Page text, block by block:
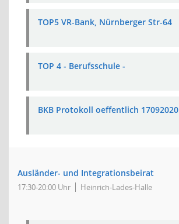
TOP5 VR-Bank, Nürnberger Str-64
TOP 4 - Berufsschule -
BKB Protokoll oeffentlich 17092020
Ausländer- und Integrationsbeirat
17:30-20:00 Uhr Heinrich-Lades-Halle